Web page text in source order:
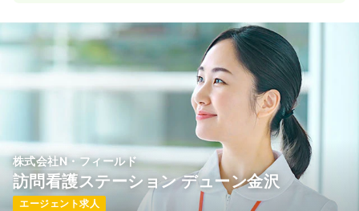
株式会社N・フィールド
訪問看護ステーション デューン金沢
エージェント求人